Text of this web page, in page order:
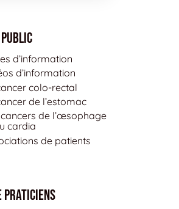
d’information
d’information
colo-rectal
de l’estomac
de l’œsophage
cardia
de patients
Praticiens